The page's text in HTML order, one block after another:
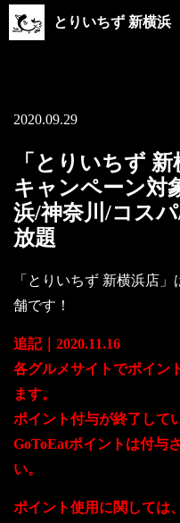
とりいちず 新横浜
2020.09.29
「とりいちず
キャンペーン対
浜/神奈川/コス
放題
「とりいちず 新横浜店
舗です！
追記｜2020.11.16
各グルメサイトでポイン
ます。
ポイント付与が終了して
GoToEatポイントは付与
い。
ポイント使用に関しては